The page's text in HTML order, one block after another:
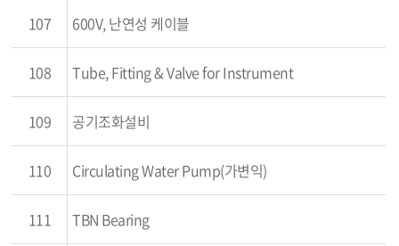
107 600V, 난연성 케이블
108 Tube, Fitting & Valve for Instrument
109 공기조화설비
110 Circulating Water Pump(가변익)
111 TBN Bearing